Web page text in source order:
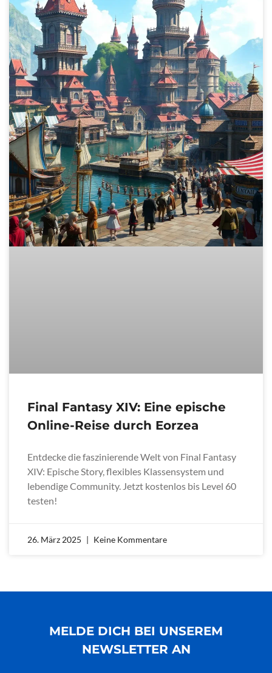
Final Fantasy XIV: Eine epische
Online-Reise durch Eorzea
Entdecke die faszinierende Welt von Final Fantasy
XIV: Epische Story, flexibles Klassensystem und
lebendige Community. Jetzt kostenlos bis Level 60
testen!
26. März 2025 Keine Kommentare
MELDE DICH BEI UNSEREM
NEWSLETTER AN